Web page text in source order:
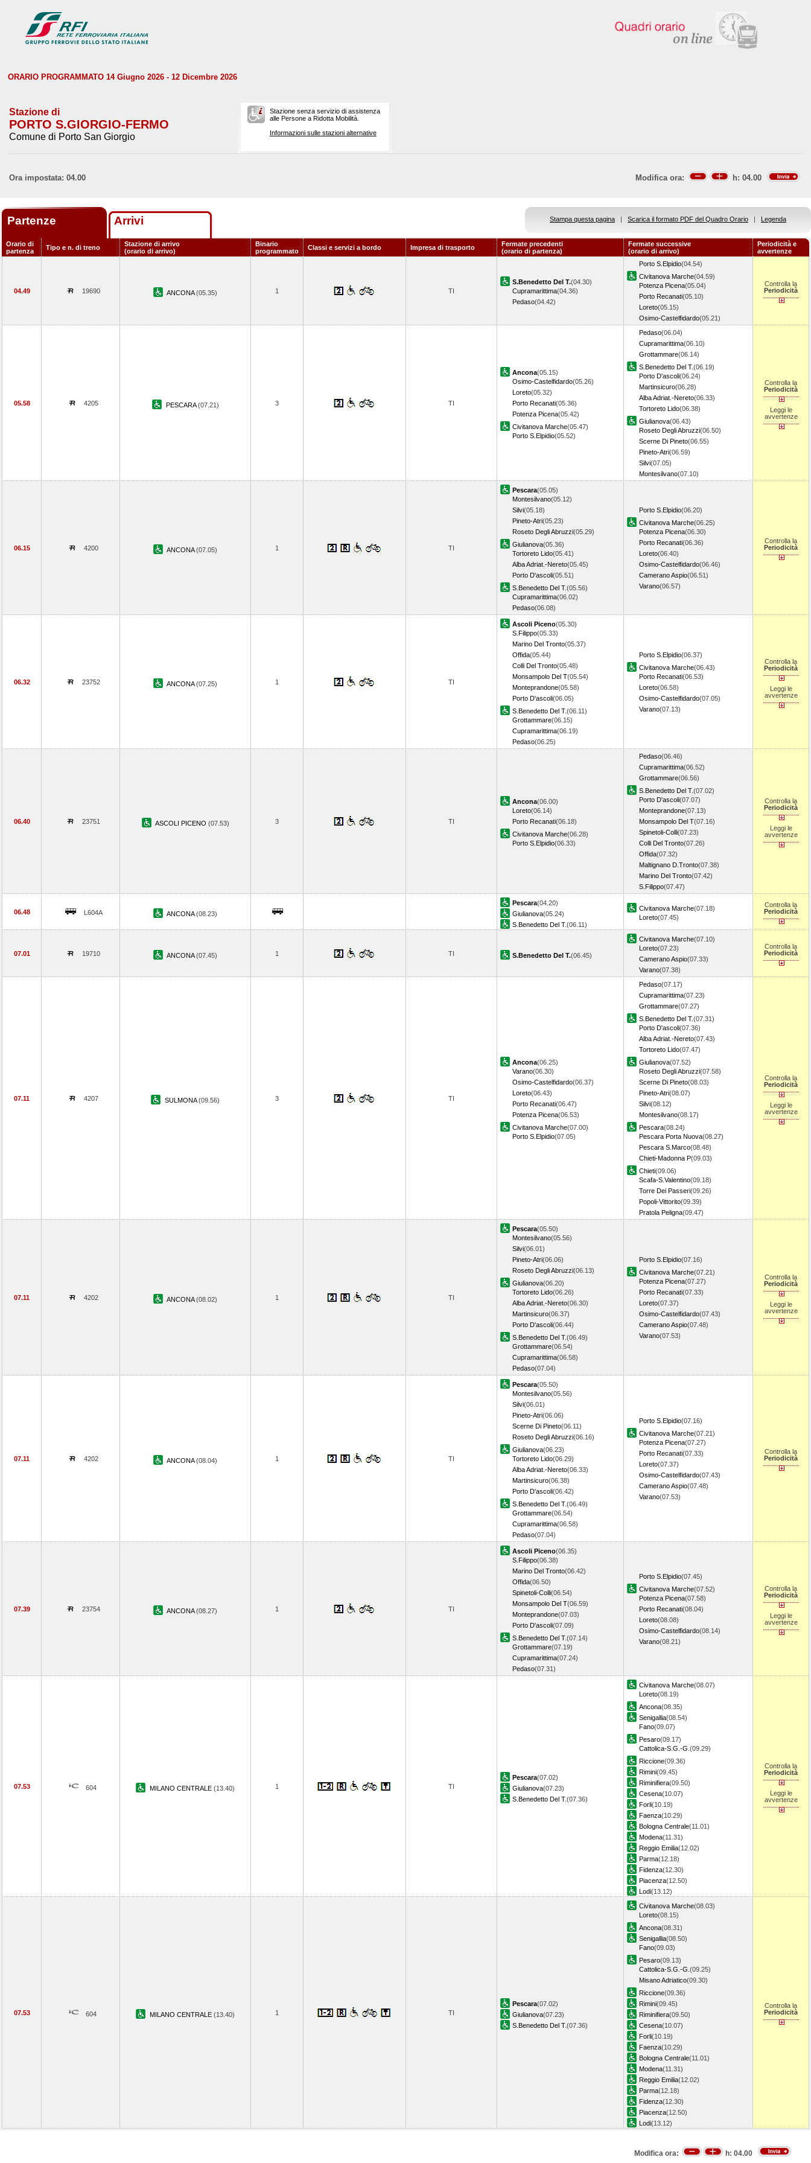
ORARIO PROGRAMMATO 14 Giugno 2026 - 12 Dicembre 2026
Stazione di
PORTO S.GIORGIO-FERMO
Comune di Porto San Giorgio
Stazione senza servizio di assistenza
alle Persone a Ridotta Mobilità.
Informazioni sulle stazioni alternative
Ora impostata: 04.00 Modifica ora: h: 04.00
Partenze Arrivi Stampa questa pagina | Scarica il formato PDF del Quadro Orario | Legenda
Orario di
partenza
Tipo e n. di treno
Stazione di arrivo
(orario di arrivo)
Binario
programmato
Classi e servizi a bordo Impresa di trasporto
Fermate precedenti
(orario di partenza)
Fermate successive
(orario di arrivo)
Periodicità e
avvertenze
04.49 19690 ANCONA(05.35) 1 TI
S.Benedetto Del T.(04.30)
Cupramarittima(04.36)
Pedaso(04.42)
Porto S.Elpidio(04.54)
Civitanova Marche(04.59)
Potenza Picena(05.04)
Porto Recanati(05.10)
Loreto(05.15)
Osimo-Castelfidardo(05.21)
Controlla la
Periodicità
05.58 4205 PESCARA(07.21) 3 TI
Ancona(05.15)
Osimo-Castelfidardo(05.26)
Loreto(05.32)
Porto Recanati(05.36)
Potenza Picena(05.42)
Civitanova Marche(05.47)
Porto S.Elpidio(05.52)
Pedaso(06.04)
Cupramarittima(06.10)
Grottammare(06.14)
S.Benedetto Del T.(06.19)
Porto D'ascoli(06.24)
Martinsicuro(06.28)
Alba Adriat.-Nereto(06.33)
Tortoreto Lido(06.38)
Giulianova(06.43)
Roseto Degli Abruzzi(06.50)
Scerne Di Pineto(06.55)
Pineto-Atri(06.59)
Silvi(07.05)
Montesilvano(07.10)
Controlla la
Periodicità
Leggi le
avvertenze
06.15 4200 ANCONA(07.05) 1 TI
Pescara(05.05)
Montesilvano(05.12)
Silvi(05.18)
Pineto-Atri(05.23)
Roseto Degli Abruzzi(05.29)
Giulianova(05.36)
Tortoreto Lido(05.41)
Alba Adriat.-Nereto(05.45)
Porto D'ascoli(05.51)
S.Benedetto Del T.(05.56)
Cupramarittima(06.02)
Pedaso(06.08)
Porto S.Elpidio(06.20)
Civitanova Marche(06.25)
Potenza Picena(06.30)
Porto Recanati(06.36)
Loreto(06.40)
Osimo-Castelfidardo(06.46)
Camerano Aspio(06.51)
Varano(06.57)
Controlla la
Periodicità
06.32 23752 ANCONA(07.25) 1 TI
Ascoli Piceno(05.30)
S.Filippo(05.33)
Marino Del Tronto(05.37)
Offida(05.44)
Colli Del Tronto(05.48)
Monsampolo Del T(05.54)
Monteprandone(05.58)
Porto D'ascoli(06.05)
S.Benedetto Del T.(06.11)
Grottammare(06.15)
Cupramarittima(06.19)
Pedaso(06.25)
Porto S.Elpidio(06.37)
Civitanova Marche(06.43)
Porto Recanati(06.53)
Loreto(06.58)
Osimo-Castelfidardo(07.05)
Varano(07.13)
Controlla la
Periodicità
Leggi le
avvertenze
06.40 23751 ASCOLI PICENO (07.53) 3 TI
Ancona(06.00)
Loreto(06.14)
Porto Recanati(06.18)
Civitanova Marche(06.28)
Porto S.Elpidio(06.33)
Pedaso(06.46)
Cupramarittima(06.52)
Grottammare(06.56)
S.Benedetto Del T.(07.02)
Porto D'ascoli(07.07)
Monteprandone(07.13)
Monsampolo Del T(07.16)
Spinetoli-Colli(07.23)
Colli Del Tronto(07.26)
Offida(07.32)
Maltignano D.Tronto(07.38)
Marino Del Tronto(07.42)
S.Filippo(07.47)
Controlla la
Periodicità
Leggi le
avvertenze
06.48 L604A ANCONA(08.23)
Pescara(04.20)
Giulianova(05.24)
S.Benedetto Del T.(06.11)
Civitanova Marche(07.18)
Loreto(07.45)
Controlla la
Periodicità
07.01 19710 ANCONA(07.45) 1 TI S.Benedetto Del T.(06.45)
Civitanova Marche(07.10)
Loreto(07.23)
Camerano Aspio(07.33)
Varano(07.38)
Controlla la
Periodicità
07.11 4207 SULMONA(09.56) 3 TI
Ancona(06.25)
Varano(06.30)
Osimo-Castelfidardo(06.37)
Loreto(06.43)
Porto Recanati(06.47)
Potenza Picena(06.53)
Civitanova Marche(07.00)
Porto S.Elpidio(07.05)
Pedaso(07.17)
Cupramarittima(07.23)
Grottammare(07.27)
S.Benedetto Del T.(07.31)
Porto D'ascoli(07.36)
Alba Adriat.-Nereto(07.43)
Tortoreto Lido(07.47)
Giulianova(07.52)
Roseto Degli Abruzzi(07.58)
Scerne Di Pineto(08.03)
Pineto-Atri(08.07)
Silvi(08.12)
Montesilvano(08.17)
Pescara(08.24)
Pescara Porta Nuova(08.27)
Pescara S.Marco(08.48)
Chieti-Madonna P(09.03)
Chieti(09.06)
Scafa-S.Valentino(09.18)
Torre Dei Passeri(09.26)
Popoli-Vittorito(09.39)
Pratola Peligna(09.47)
Controlla la
Periodicità
Leggi le
avvertenze
07.11 4202 ANCONA(08.02) 1 TI
Pescara(05.50)
Montesilvano(05.56)
Silvi(06.01)
Pineto-Atri(06.06)
Roseto Degli Abruzzi(06.13)
Giulianova(06.20)
Tortoreto Lido(06.26)
Alba Adriat.-Nereto(06.30)
Martinsicuro(06.37)
Porto D'ascoli(06.44)
S.Benedetto Del T.(06.49)
Grottammare(06.54)
Cupramarittima(06.58)
Pedaso(07.04)
Porto S.Elpidio(07.16)
Civitanova Marche(07.21)
Potenza Picena(07.27)
Porto Recanati(07.33)
Loreto(07.37)
Osimo-Castelfidardo(07.43)
Camerano Aspio(07.48)
Varano(07.53)
Controlla la
Periodicità
Leggi le
avvertenze
07.11 4202 ANCONA(08.04) 1 TI
Pescara(05.50)
Montesilvano(05.56)
Silvi(06.01)
Pineto-Atri(06.06)
Scerne Di Pineto(06.11)
Roseto Degli Abruzzi(06.16)
Giulianova(06.23)
Tortoreto Lido(06.29)
Alba Adriat.-Nereto(06.33)
Martinsicuro(06.38)
Porto D'ascoli(06.42)
S.Benedetto Del T.(06.49)
Grottammare(06.54)
Cupramarittima(06.58)
Pedaso(07.04)
Porto S.Elpidio(07.16)
Civitanova Marche(07.21)
Potenza Picena(07.27)
Porto Recanati(07.33)
Loreto(07.37)
Osimo-Castelfidardo(07.43)
Camerano Aspio(07.48)
Varano(07.53)
Controlla la
Periodicità
07.39 23754 ANCONA(08.27) 1 TI
Ascoli Piceno(06.35)
S.Filippo(06.38)
Marino Del Tronto(06.42)
Offida(06.50)
Spinetoli-Colli(06.54)
Monsampolo Del T(06.59)
Monteprandone(07.03)
Porto D'ascoli(07.09)
S.Benedetto Del T.(07.14)
Grottammare(07.19)
Cupramarittima(07.24)
Pedaso(07.31)
Porto S.Elpidio(07.45)
Civitanova Marche(07.52)
Potenza Picena(07.58)
Porto Recanati(08.04)
Loreto(08.08)
Osimo-Castelfidardo(08.14)
Varano(08.21)
Controlla la
Periodicità
Leggi le
avvertenze
07.53 604 MILANO CENTRALE (13.40) 1 TI
Pescara(07.02)
Giulianova(07.23)
S.Benedetto Del T.(07.36)
Civitanova Marche(08.07)
Loreto(08.19)
Ancona(08.35)
Senigallia(08.54)
Fano(09.07)
Pesaro(09.17)
Cattolica-S.G.-G. (09.29)
Riccione(09.36)
Rimini(09.45)
Riminifiera(09.50)
Cesena(10.07)
Forli(10.19)
Faenza(10.29)
Bologna Centrale(11.01)
Modena(11.31)
Reggio Emilia(12.02)
Parma(12.18)
Fidenza(12.30)
Piacenza(12.50)
Lodi(13.12)
Controlla la
Periodicità
Leggi le
avvertenze
07.53 604 MILANO CENTRALE (13.40) 1 TI
Pescara(07.02)
Giulianova(07.23)
S.Benedetto Del T.(07.36)
Civitanova Marche(08.03)
Loreto(08.15)
Ancona(08.31)
Senigallia(08.50)
Fano(09.03)
Pesaro(09.13)
Cattolica-S.G.-G. (09.25)
Misano Adriatico(09.30)
Riccione(09.36)
Rimini(09.45)
Riminifiera(09.50)
Cesena(10.07)
Forli(10.19)
Faenza(10.29)
Bologna Centrale(11.01)
Modena(11.31)
Reggio Emilia(12.02)
Parma(12.18)
Fidenza(12.30)
Piacenza(12.50)
Lodi(13.12)
Controlla la
Periodicità
Modifica ora: h: 04.00